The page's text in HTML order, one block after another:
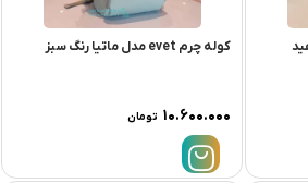
کوله چرم evet مدل ماتیا رنگ سبز
۱۰.۶۰۰.۰۰۰ تومان